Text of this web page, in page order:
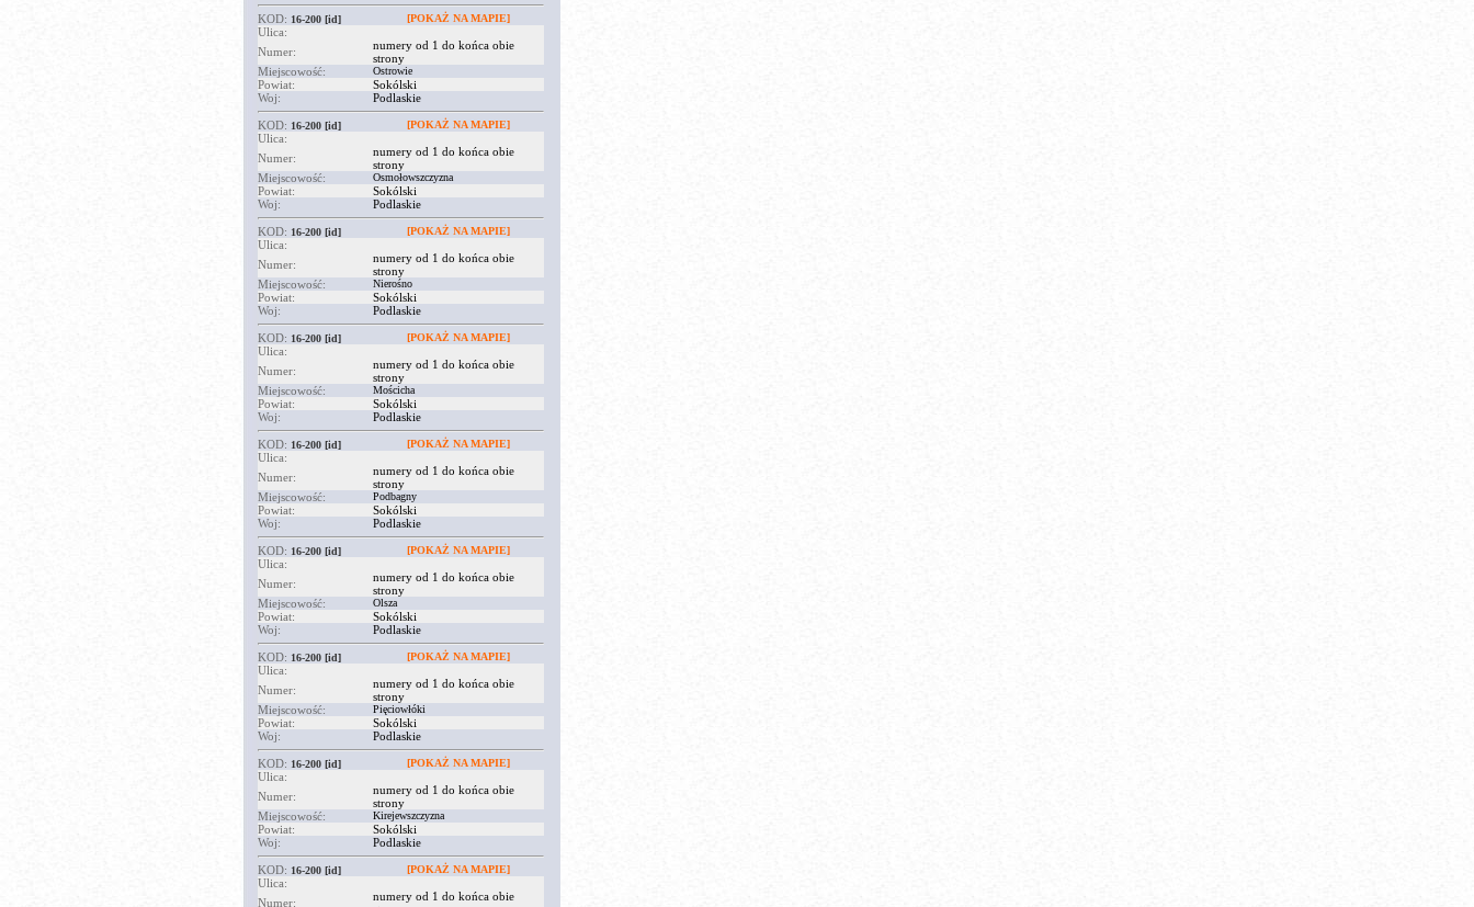
KOD: 16-200 [id] [POKAŻ NA MAPIE]
Ulica:
Numer:
numery od 1 do końca obie
strony
Miejscowość:
Ostrowie
Powiat:
Sokólski
Woj:
Podlaskie
KOD: 16-200 [id] [POKAŻ NA MAPIE]
Ulica:
Numer:
numery od 1 do końca obie
strony
Miejscowość:
Osmołowszczyzna
Powiat:
Sokólski
Woj:
Podlaskie
KOD: 16-200 [id] [POKAŻ NA MAPIE]
Ulica:
Numer:
numery od 1 do końca obie
strony
Miejscowość:
Nierośno
Powiat:
Sokólski
Woj:
Podlaskie
KOD: 16-200 [id] [POKAŻ NA MAPIE]
Ulica:
Numer:
numery od 1 do końca obie
strony
Miejscowość:
Mościcha
Powiat:
Sokólski
Woj:
Podlaskie
KOD: 16-200 [id] [POKAŻ NA MAPIE]
Ulica:
Numer:
numery od 1 do końca obie
strony
Miejscowość:
Podbagny
Powiat:
Sokólski
Woj:
Podlaskie
KOD: 16-200 [id] [POKAŻ NA MAPIE]
Ulica:
Numer:
numery od 1 do końca obie
strony
Miejscowość:
Olsza
Powiat:
Sokólski
Woj:
Podlaskie
KOD: 16-200 [id] [POKAŻ NA MAPIE]
Ulica:
Numer:
numery od 1 do końca obie
strony
Miejscowość:
Pięciowłóki
Powiat:
Sokólski
Woj:
Podlaskie
KOD: 16-200 [id] [POKAŻ NA MAPIE]
Ulica:
Numer:
numery od 1 do końca obie
strony
Miejscowość:
Kirejewszczyzna
Powiat:
Sokólski
Woj:
Podlaskie
KOD: 16-200 [id] [POKAŻ NA MAPIE]
Ulica:
Numer:
numery od 1 do końca obie